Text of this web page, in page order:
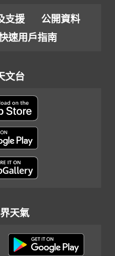
支援
公開資料
速用戶指南
文台
天氣